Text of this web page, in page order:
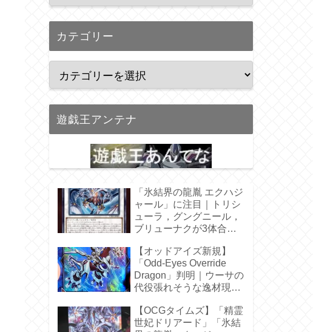
カテゴリー
遊戯王アンテナ
「氷結界の龍胤 エクハジ
ャール」に注目｜トリシ
ューラ，グングニール，
ブリューナクが3体合
【オッドアイズ新規】
「Odd-Eyes Override
Dragon」判明｜ウーサの
代役張れそうな逸材現
【OCGタイムズ】「精霊
世妃ドリアード」「氷結